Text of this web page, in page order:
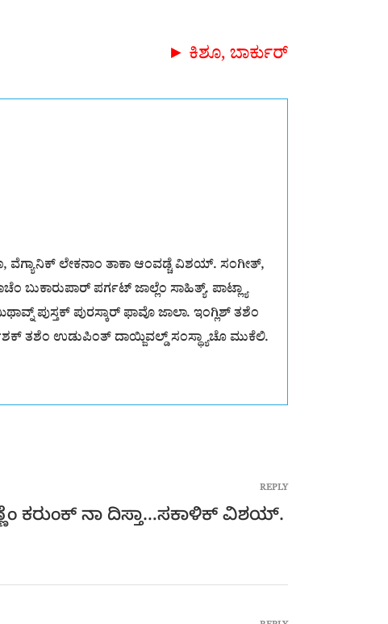
► ಕಿಶೂ, ಬಾರ್ಕುರ್
ವೆಗ್ಯಾನಿಕ್ ಲೇಕನಾಂ ತಾಕಾ ಆಂವಡ್ಚೆ ವಿಶಯ್. ಸಂಗೀತ್,
ಪರ್ಗಟ್ ಜಾಲ್ಲೆಂ ಸಾಹಿತ್ಯ್. ಪಾಟ್ಲ್ಯಾ
ಪುಸ್ತಕ್ ಪುರಸ್ಕಾರ್ ಫಾವೊ ಜಾಲಾ. ಇಂಗ್ಲಿಶ್ ತಶೆಂ
ತಶೆಂ ಉಡುಪಿಂತ್ ದಾಯ್ಜಿವಲ್ಡ್ ಸಂಸ್ಥ್ಯಾಚೊ ಮುಕೆಲಿ.
ನಾ ದಿಸ್ತಾ…ಸಕಾಳಿಕ್ ವಿಶಯ್.
REPLY